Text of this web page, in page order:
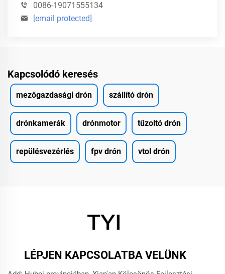
0086-19071555134
[email protected]
Kapcsolódó keresés
mezőgazdasági drón szállító drón
drónkamerák drónmotor tűzoltó drón
repülésvezérlés fpv drón vtol drón
LÉPJEN KAPCSOLATBA VELÜNK